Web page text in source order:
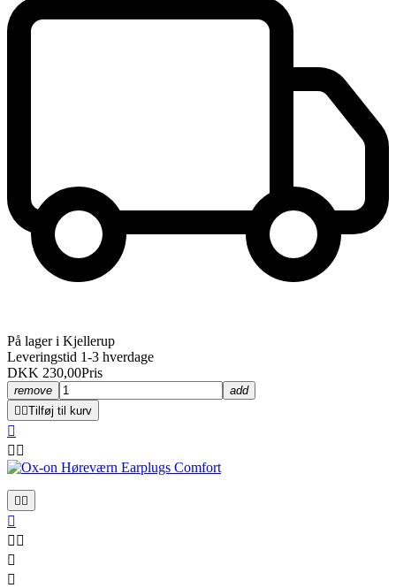
På lager i Kjellerup
Leveringstid 1-3 hverdage
DKK 230,00Pris
remove
add
 Tilføj til kurv

 
 

 

